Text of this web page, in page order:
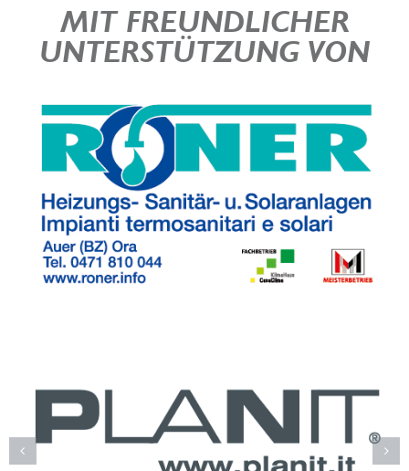
MIT FREUNDLICHER
UNTERSTÜTZUNG VON